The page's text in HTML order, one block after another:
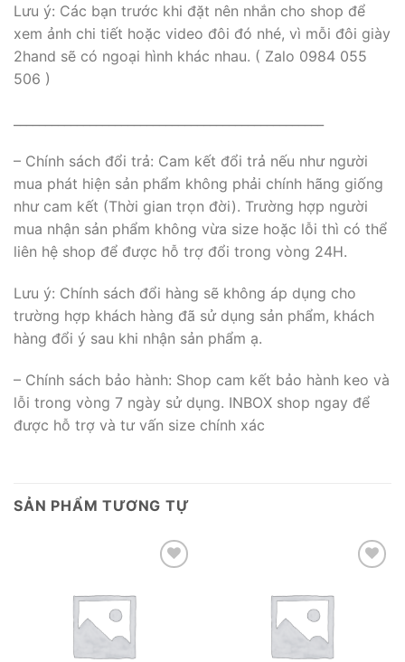
Lưu ý: Các bạn trước khi đặt nên nhắn cho shop để
xem ảnh chi tiết hoặc video đôi đó nhé, vì mỗi đôi giày
2hand sẽ có ngoại hình khác nhau. ( Zalo 0984 055
506 )
– Chính sách đổi trả: Cam kết đổi trả nếu như người
mua phát hiện sản phẩm không phải chính hãng giống
như cam kết (Thời gian trọn đời). Trường hợp người
mua nhận sản phẩm không vừa size hoặc lỗi thì có thể
liên hệ shop để được hỗ trợ đổi trong vòng 24H.
Lưu ý: Chính sách đổi hàng sẽ không áp dụng cho
trường hợp khách hàng đã sử dụng sản phẩm, khách
hàng đổi ý sau khi nhận sản phẩm ạ.
– Chính sách bảo hành: Shop cam kết bảo hành keo và
lỗi trong vòng 7 ngày sử dụng. INBOX shop ngay để
được hỗ trợ và tư vấn size chính xác
SẢN PHẨM TƯƠNG TỰ
Add to wishlist Add to wishlist